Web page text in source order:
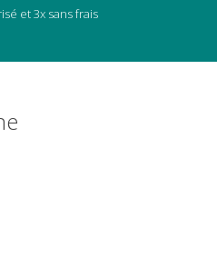
et 3x sans frais